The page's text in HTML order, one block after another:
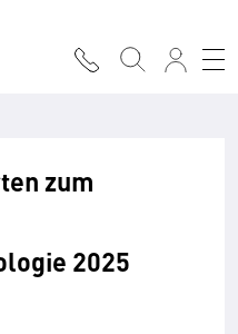
zum
2025